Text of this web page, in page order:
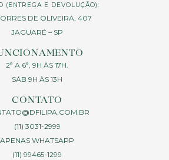
(ENTREGA E DEVOLUÇÃO):
DE OLIVEIRA, 407
JAGUARÉ – SP
2ª A 6ª, 9H ÀS 17H.
SÁB 9H ÀS 13H
CONTATO
(11) 3031-2999
APENAS WHATSAPP
(11) 99465-1299